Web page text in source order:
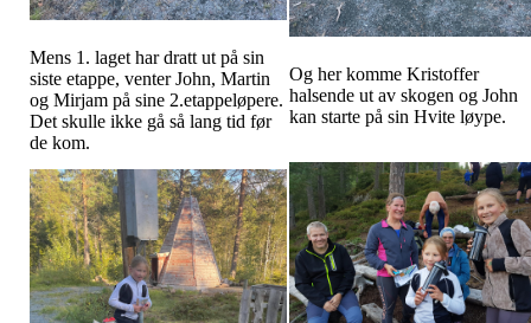
Mens 1. laget har dratt ut på sin
siste etappe, venter John, Martin
og Mirjam på sine 2.etappeløpere.
Det skulle ikke gå så lang tid før
de kom.
Og her komme Kristoffer
halsende ut av skogen og John
kan starte på sin Hvite løype.